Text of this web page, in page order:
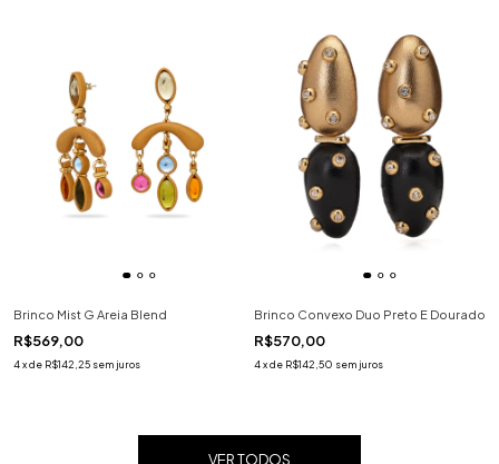
Brinco Mist G Areia Blend
R$569,00
4 xde R$142,25 sem juros
Brinco Convexo Duo Preto E Dourado
R$570,00
4xde R$142,50 sem juros
VER TODOS